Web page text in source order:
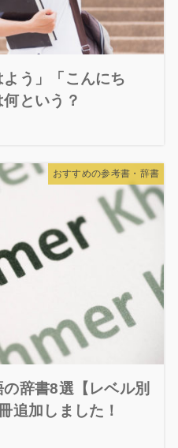
う」「こんにち
という？
おすすめの参考書・辞書
辞書8選【レベル別
追加しました！